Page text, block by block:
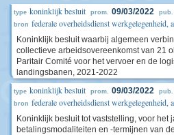
type koninklijk besluit prom. 09/03/2022 pub.
bron federale overheidsdienst werkgelegenheid,
Koninklijk besluit waarbij algemeen
collectieve arbeidsovereenkomst van 21
Paritair Comité voor het vervoer en de
landingsbanen, 2021-2022
type koninklijk besluit prom. 09/03/2022 pub.
bron federale overheidsdienst werkgelegenheid,
Koninklijk besluit tot vaststelling, voor het
betalingsmodaliteiten en -termijnen van